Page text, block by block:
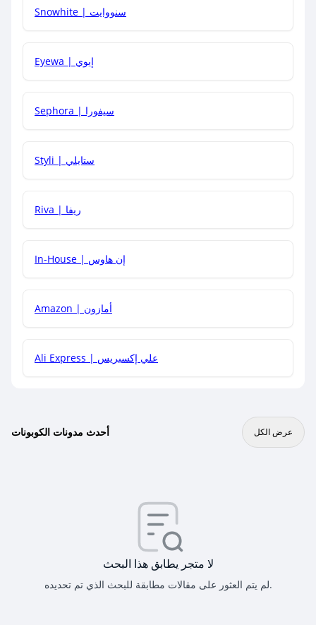
هل يمكنني جمع كود خصم مع العروض الأخرى؟
Snowhite | سنووايت
Eyewa | إيوي
Sephora | سيفورا
Styli | ستايلي
Riva | ريفا
In-House | إن هاوس
Amazon | أمازون
Ali Express | علي إكسبريس
أحدث مدونات الكوبونات عرض الكل
لا متجر يطابق هذا البحث
لم يتم العثور على مقالات مطابقة للبحث الذي تم تحديده.